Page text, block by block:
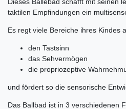
Dieses Bällebad schafft mit seinen
taktilen Empfindungen ein
Es regt viele Bereiche ihres Kindes
den Tastsinn
das Sehvermögen
die propriozeptive
und fördert so die sensorische
Das Ballbad ist in 3 verschiedenen